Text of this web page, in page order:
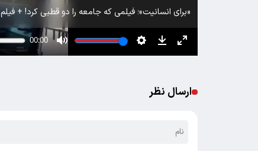
«برای انسانیت»؛ فیلمی که جامعه را دو قطبی کرد! + فیلم
ارسال نظر